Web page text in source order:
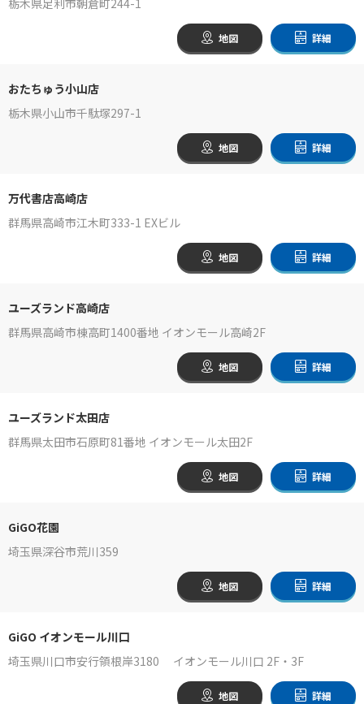
地図 詳細
おたちゅう小山店
栃木県小山市千駄塚297-1
地図 詳細
万代書店高崎店
群馬県高崎市江木町333-1 EXビル
地図 詳細
ユーズランド高崎店
群馬県高崎市棟高町1400番地 イオンモール高崎2F
地図 詳細
ユーズランド太田店
群馬県太田市石原町81番地 イオンモール太田2F
地図 詳細
GiGO花園
埼玉県深谷市荒川359
地図 詳細
GiGO イオンモール川口
埼玉県川口市安行領根岸3180 イオンモール川口 2F・3F
地図 詳細